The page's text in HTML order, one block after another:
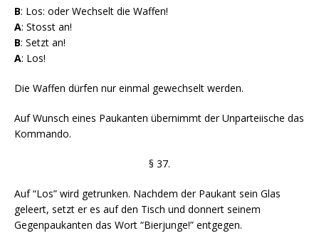
B: Los: oder Wechselt die Waffen!
A: Stosst an!
B: Setzt an!
A: Los!
Die Waffen dürfen nur einmal gewechselt werden.
Auf Wunsch eines Paukanten übernimmt der Unparteiische das
Kommando.
§ 37.
Auf “Los” wird getrunken. Nachdem der Paukant sein Glas
geleert, setzt er es auf den Tisch und donnert seinem
Gegenpaukanten das Wort “Bierjunge!” entgegen.